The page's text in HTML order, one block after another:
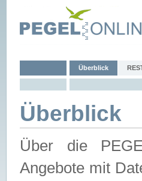
Überblick
Überblick
Über die
Angebote mit